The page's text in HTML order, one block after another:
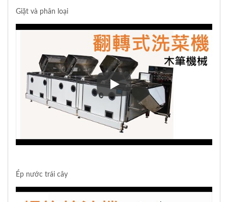
Giặt và phân loại
Giặt và phân loại
Ép nước trái cây